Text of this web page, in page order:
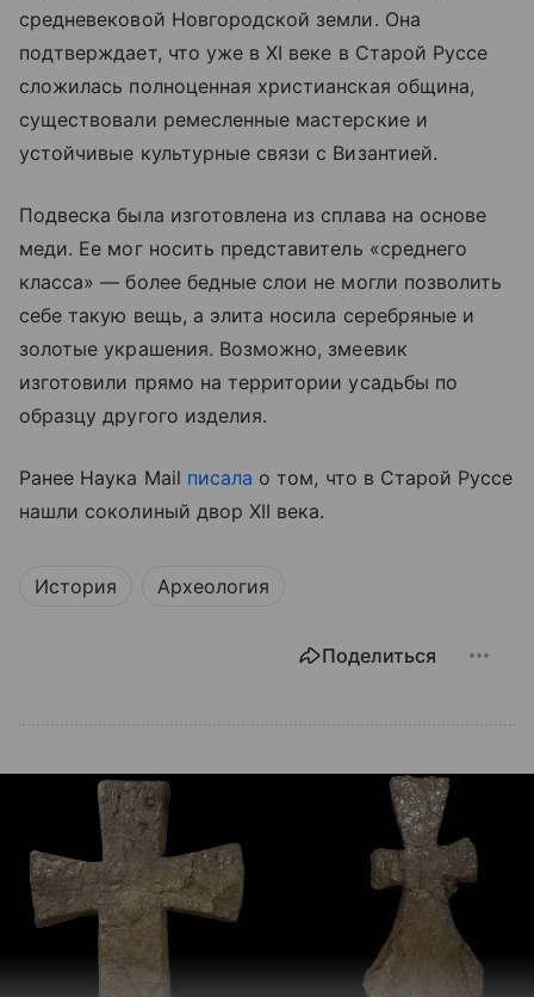
средневековой Новгородской земли. Она
подтверждает, что уже в XI веке в Старой Руссе
сложилась полноценная христианская община,
существовали ремесленные мастерские и
устойчивые культурные связи с Византией.
Подвеска была изготовлена из сплава на основе
меди. Ее мог носить представитель «среднего
класса» — более бедные слои не могли позволить
себе такую вещь, а элита носила серебряные и
золотые украшения. Возможно, змеевик
изготовили прямо на территории усадьбы по
образцу другого изделия.
Ранее Наука Mail писала о том, что в Старой Руссе
нашли соколиный двор XII века.
История Археология
Поделиться